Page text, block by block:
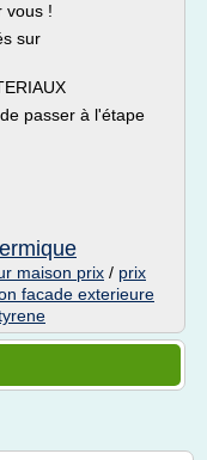
vous !
sur
passer à l'étape
maison prix / prix
facade exterieure